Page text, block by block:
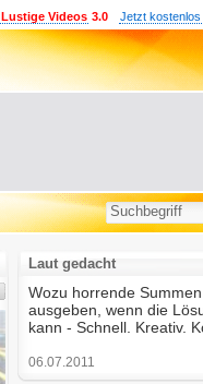
Jetzt kostenlos
Lustige Videos 3.0
Laut gedacht
Wozu horrende
ausgeben, wenn die
kann - Schnell. Kreativ.
06.07.2011